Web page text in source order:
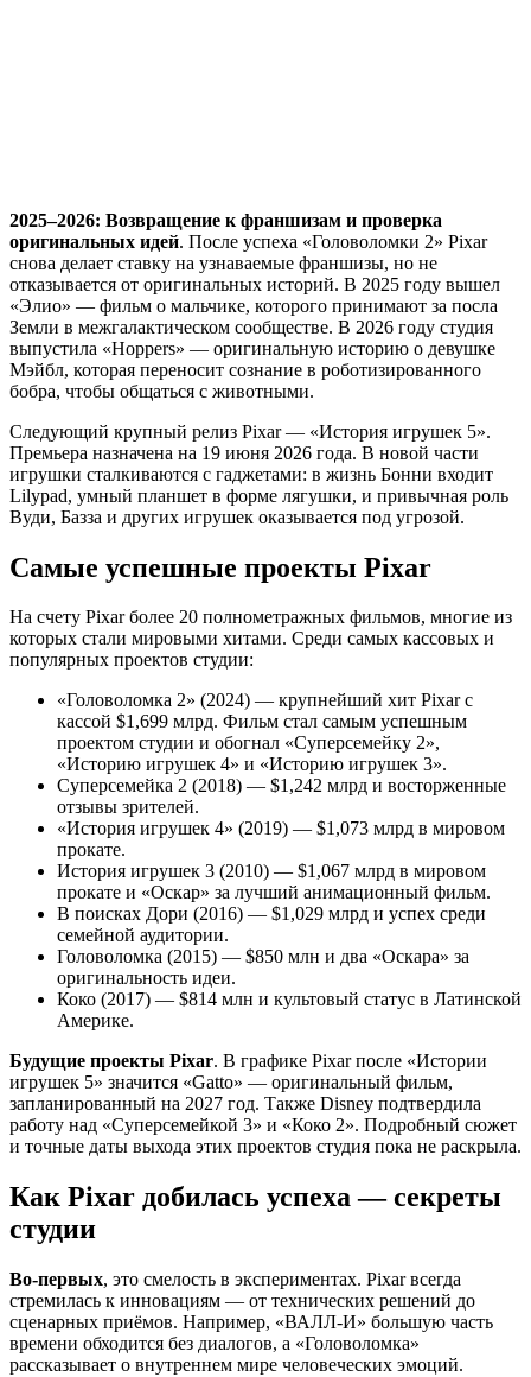
2025–2026: Возвращение к франшизам и проверка
оригинальных идей. После успеха «Головоломки 2» Pixar
снова делает ставку на узнаваемые франшизы, но не
отказывается от оригинальных историй. В 2025 году вышел
«Элио» — фильм о мальчике, которого принимают за посла
Земли в межгалактическом сообществе. В 2026 году студия
выпустила «Hoppers» — оригинальную историю о девушке
Мэйбл, которая переносит сознание в роботизированного
бобра, чтобы общаться с животными.
Следующий крупный релиз Pixar — «История игрушек 5».
Премьера назначена на 19 июня 2026 года. В новой части
игрушки сталкиваются с гаджетами: в жизнь Бонни входит
Lilypad, умный планшет в форме лягушки, и привычная роль
Вуди, Базза и других игрушек оказывается под угрозой.
Самые успешные проекты Pixar
На счету Pixar более 20 полнометражных фильмов, многие из
которых стали мировыми хитами. Среди самых кассовых и
популярных проектов студии:
«Головоломка 2» (2024) — крупнейший хит Pixar с
кассой $1,699 млрд. Фильм стал самым успешным
проектом студии и обогнал «Суперсемейку 2»,
«Историю игрушек 4» и «Историю игрушек 3».
Суперсемейка 2 (2018) — $1,242 млрд и восторженные
отзывы зрителей.
«История игрушек 4» (2019) — $1,073 млрд в мировом
прокате.
История игрушек 3 (2010) — $1,067 млрд в мировом
прокате и «Оскар» за лучший анимационный фильм.
В поисках Дори (2016) — $1,029 млрд и успех среди
семейной аудитории.
Головоломка (2015) — $850 млн и два «Оскара» за
оригинальность идеи.
Коко (2017) — $814 млн и культовый статус в Латинской
Америке.
Будущие проекты Pixar. В графике Pixar после «Истории
игрушек 5» значится «Gatto» — оригинальный фильм,
запланированный на 2027 год. Также Disney подтвердила
работу над «Суперсемейкой 3» и «Коко 2». Подробный сюжет
и точные даты выхода этих проектов студия пока не раскрыла.
Как Pixar добилась успеха — секреты
студии
Во-первых, это смелость в экспериментах. Pixar всегда
стремилась к инновациям — от технических решений до
сценарных приёмов. Например, «ВАЛЛ-И» большую часть
времени обходится без диалогов, а «Головоломка»
рассказывает о внутреннем мире человеческих эмоций.